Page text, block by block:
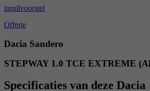
inruilvoorstel
Offerte
Dacia Sandero
STEPWAY 1.0 TCE EXTREME
Specificaties van deze Dacia